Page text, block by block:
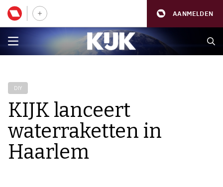
AANMELDEN
DIY
KIJK lanceert
waterraketten in
Haarlem